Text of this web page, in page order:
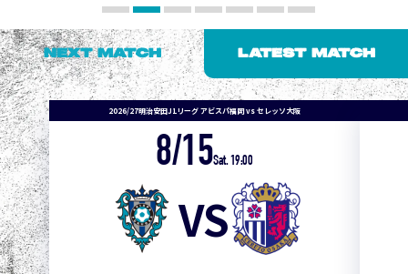
NEXT MATCH LATEST MATCH
2026/27明治安田J1リーグ アビスパ福岡 vs セレッソ大阪
8/15Sat. 19:00
VS
1
2 0
3 3 1 0 0
3